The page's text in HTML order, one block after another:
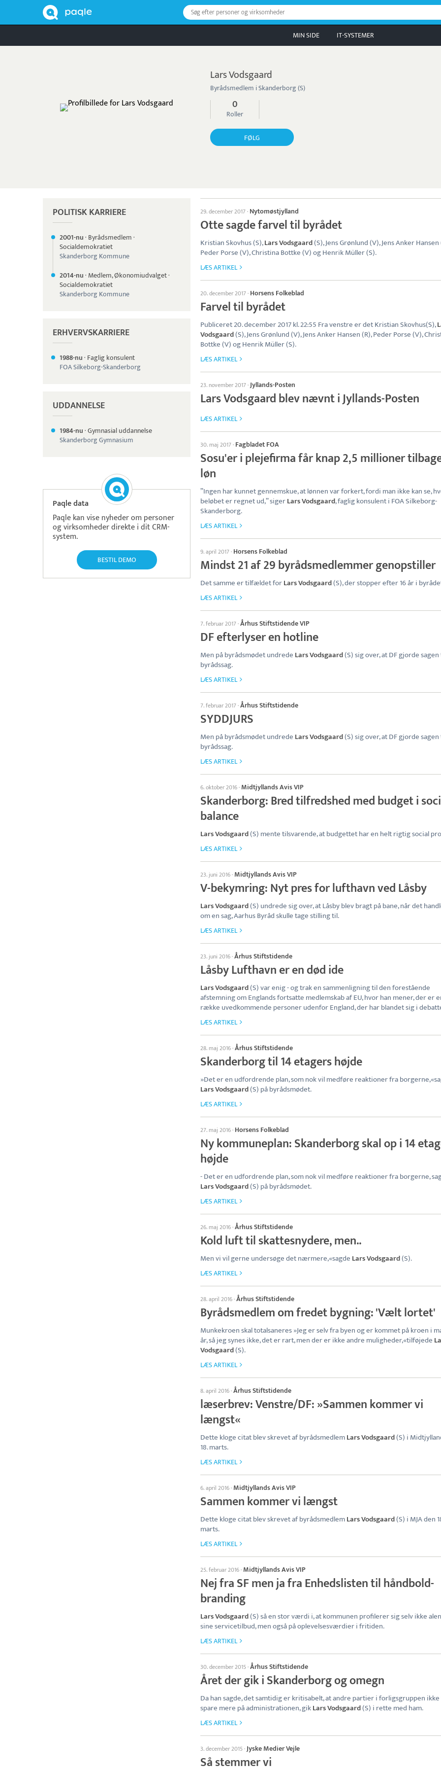
Søg efter personer og virksomheder
MIN SIDE IT-SYSTEMER
Lars Vodsgaard
Byrådsmedlem i Skanderborg (S)
0
Roller
FØLG
POLITISK KARRIERE
2001-nu· Byrådsmedlem·
Socialdemokratiet
Skanderborg Kommune
2014-nu· Medlem, Økonomiudvalget·
Socialdemokratiet
Skanderborg Kommune
ERHVERVSKARRIERE
1988-nu· Faglig konsulent
FOA Silkeborg-Skanderborg
UDDANNELSE
1984-nu·Gymnasial uddannelse
Skanderborg Gymnasium
Paqle data
Paqle kan vise nyheder om personer
og virksomheder direkte i dit CRM-
system.
BESTIL DEMO
29. december 2017· Nytomøstjylland
Otte sagde farvel til byrådet
Kristian Skovhus (S),Lars Vodsgaard(S), Jens Grønlund (V), Jens Anker Hansen
Peder Porse (V), Christina Bottke (V) og Henrik Müller (S).
LÆS ARTIKEL
20. december 2017· Horsens Folkeblad
Farvel til byrådet
Publiceret 20. december 2017 kl. 22:55 Fra venstre er det Kristian Skovhus(S),
Vodsgaard(S), Jens Grønlund (V), Jens Anker Hansen (R), Peder Porse (V),
Bottke (V) og Henrik Müller (S).
LÆS ARTIKEL
23. november 2017·Jyllands-Posten
Lars Vodsgaard blev nævnt i Jyllands-Posten
LÆS ARTIKEL
30. maj 2017· Fagbladet FOA
Sosu'er i plejefirma får knap 2,5 millioner
løn
”Ingen har kunnet gennemskue, at lønnen var forkert, fordi man ikke kan se,
beløbet er regnet ud,” sigerLars Vodsgaard, faglig konsulent i FOA Silkeborg-
Skanderborg.
LÆS ARTIKEL
9. april 2017· Horsens Folkeblad
Mindst 21 af 29 byrådsmedlemmer genopstiller
Det samme er tilfældet forLars Vodsgaard(S), der stopper efter 16 år i
LÆS ARTIKEL
7. februar 2017·Århus Stiftstidende VIP
DF efterlyser en hotline
Men på byrådsmødet undrede Lars Vodsgaard(S) sig over, at DF gjorde
byrådssag.
LÆS ARTIKEL
7. februar 2017·Århus Stiftstidende
SYDDJURS
Men på byrådsmødet undrede Lars Vodsgaard(S) sig over, at DF gjorde
byrådssag.
LÆS ARTIKEL
6. oktober 2016· Midtjyllands Avis VIP
Skanderborg: Bred tilfredshed med budget i
balance
Lars Vodsgaard(S) mente tilsvarende, at budgettet har en helt rigtig social
LÆS ARTIKEL
23. juni 2016· Midtjyllands Avis VIP
V-bekymring: Nyt pres for lufthavn ved Låsby
Lars Vodsgaard(S) undrede sig over, at Låsby blev bragt på bane, når det
om en sag, Aarhus Byråd skulle tage stilling til.
LÆS ARTIKEL
23. juni 2016·Århus Stiftstidende
Låsby Lufthavn er en død ide
Lars Vodsgaard(S) var enig - og trak en sammenligning til den forestående
afstemning om Englands fortsatte medlemskab af EU, hvor han mener, der er
række uvedkommende personer udenfor England, der har blandet sig i
LÆS ARTIKEL
28. maj 2016·Århus Stiftstidende
Skanderborg til 14 etagers højde
»Det er en udfordrende plan, som nok vil medføre reaktioner fra
Lars Vodsgaard(S) på byrådsmødet.
LÆS ARTIKEL
27. maj 2016· Horsens Folkeblad
Ny kommuneplan: Skanderborg skal op i 14
højde
- Det er en udfordrende plan, som nok vil medføre reaktioner fra borgerne,
Lars Vodsgaard(S) på byrådsmødet.
LÆS ARTIKEL
26. maj 2016·Århus Stiftstidende
Kold luft til skattesnydere, men..
Men vi vil gerne undersøge det nærmere,«sagde Lars Vodsgaard(S).
LÆS ARTIKEL
28. april 2016·Århus Stiftstidende
Byrådsmedlem om fredet bygning: 'Vælt lortet'
Munkekroen skal totalsaneres »Jeg er selv fra byen og er kommet på kroen i
år, så jeg synes ikke, det er rart, men der er ikke andre muligheder,«tilføjede
Vodsgaard(S).
LÆS ARTIKEL
8. april 2016·Århus Stiftstidende
læserbrev: Venstre/DF: »Sammen kommer vi
længst«
Dette kloge citat blev skrevet af byrådsmedlemLars Vodsgaard(S) i
18. marts.
LÆS ARTIKEL
6. april 2016· Midtjyllands Avis VIP
Sammen kommer vi længst
Dette kloge citat blev skrevet af byrådsmedlemLars Vodsgaard(S) i MJA den
marts.
LÆS ARTIKEL
25. februar 2016· Midtjyllands Avis VIP
Nej fra SF men ja fra Enhedslisten til håndbold-
branding
Lars Vodsgaard(S) så en stor værdi i, at kommunen profilerer sig selv ikke
sine servicetilbud, men også på oplevelsesværdier i fritiden.
LÆS ARTIKEL
30. december 2015·Århus Stiftstidende
Året der gik i Skanderborg og omegn
Da han sagde, det samtidig er kritisabelt, at andre partier i forligsgruppen
spare mere på administrationen, gikLars Vodsgaard(S) i rette med ham.
LÆS ARTIKEL
3. december 2015·Jyske Medier Vejle
Så stemmer vi